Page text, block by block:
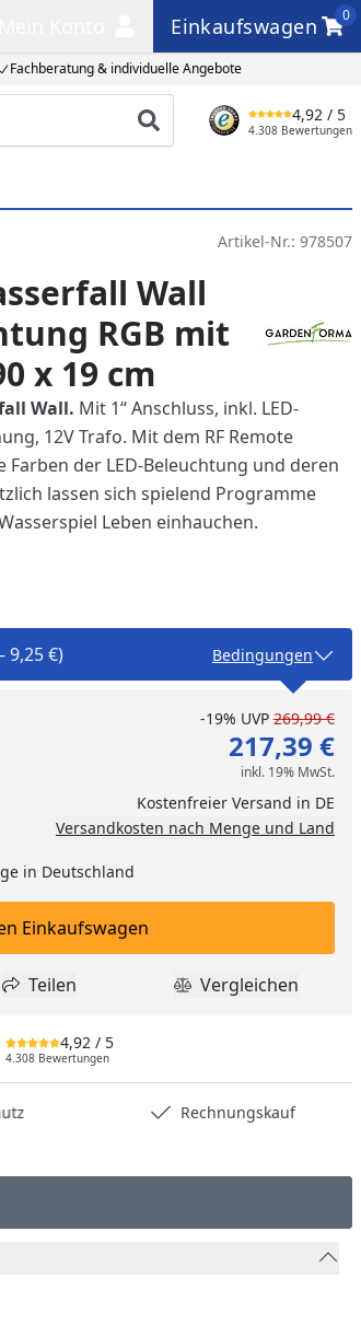
Fachberatung & individuelle Angebote
Einkaufswagen
0
Einkaufswagen
Produkt suchen
4,92 / 5
4.308 Bewertungen
Artikel-Nr.: 978507
Wall
RGB mit
x 19 cm
Wall. Mit 1“ Anschluss, inkl. LED-
12V Trafo. Mit dem RF Remote
der LED-Beleuchtung und deren
lassen sich spielend Programme
Leben einhauchen.
9,25 €) Bedingungen
eingeben
um eins erhöhen
-19% UVP 269,99 €
217,39 €
inkl. 19% MwSt.
Kostenfreier Versand in DE
Versandkosten nach Menge und Land
in Deutschland
In den Einkaufswagen legen
Einkaufswagen
hinzufügen
Teilen
Teilen Produkt
Vergleichen
4,92 / 5
4.308 Bewertungen
Rechnungskauf